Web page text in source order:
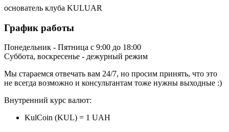
основатель клуба KULUAR
График работы
Понедельник - Пятница с 9:00 до 18:00
Суббота, воскресенье - дежурный режим
Мы стараемся отвечать вам 24/7, но просим принять, что это
не всегда возможно и консультантам тоже нужны выходные :)
Внутренний курс валют:
KulCoin (KUL) = 1 UAH